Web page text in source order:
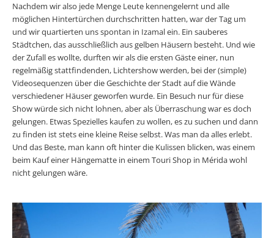
Nachdem wir also jede Menge Leute kennengelernt und alle
möglichen Hintertürchen durchschritten hatten, war der Tag um
und wir quartierten uns spontan in Izamal ein. Ein sauberes
Städtchen, das ausschließlich aus gelben Häusern besteht. Und wie
der Zufall es wollte, durften wir als die ersten Gäste einer, nun
regelmäßig stattfindenden, Lichtershow werden, bei der (simple)
Videosequenzen über die Geschichte der Stadt auf die Wände
verschiedener Häuser geworfen wurde. Ein Besuch nur für diese
Show würde sich nicht lohnen, aber als Überraschung war es doch
gelungen. Etwas Spezielles kaufen zu wollen, es zu suchen und dann
zu finden ist stets eine kleine Reise selbst. Was man da alles erlebt.
Und das Beste, man kann oft hinter die Kulissen blicken, was einem
beim Kauf einer Hängematte in einem Touri Shop in Mérida wohl
nicht gelungen wäre.